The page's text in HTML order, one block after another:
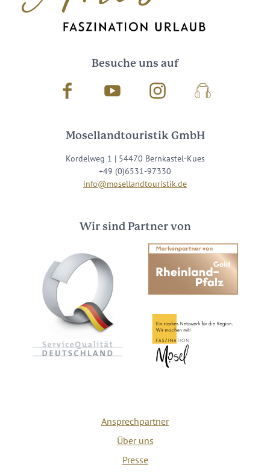
Besuche uns auf
Facebook Youtube InstagramPodcast
Mosellandtouristik GmbH
Kordelweg 1 | 54470 Bernkastel-Kues
+49 (0)6531-97330
info@mosellandtouristik.de
Wir sind Partner von
Ansprechpartner
Über uns
Presse